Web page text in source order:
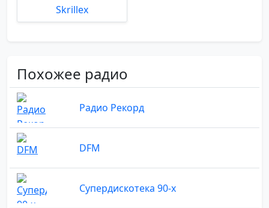
Skrillex
Похожее радио
Радио Рекорд
DFM
Супердискотека 90-х